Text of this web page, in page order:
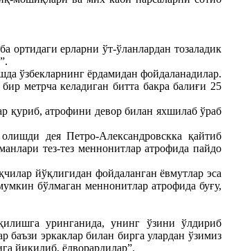
ерларни ўт-ўланлардан тозаладик
ўзбекларнинг ёрдамидан фойдаланадилар.
метрча келадиган битта бакра балиғи 25
қуриб, атрофини девор билан яхшилаб ўраб
дея Петро-Александровскка қайтиб
тез-тез меннонитлар атрофида пайдо
йўқлигидан фойдаланган ёвмутлар эса
бўлмаган меннонитлар атрофида буғу,
уринганида, унинг ўзини ўлдириб
эркаклар билан бирга улардан ўзимиз
йиқилиб, ёлворардилар”.